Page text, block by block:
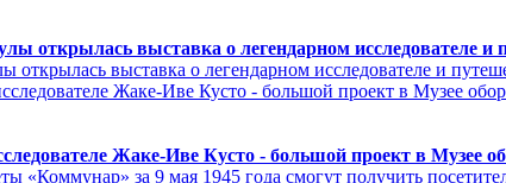
открылась выставка о легендарном исследователе
выставка о легендарном исследователе и
Жаке-Иве Кусто - большой проект в Музее